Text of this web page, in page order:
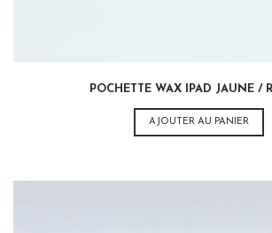
POCHETTE WAX IPAD JAUNE /
AJOUTER AU PANIER